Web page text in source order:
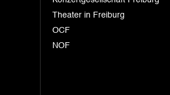
Theater in Freiburg
OCF
NOF